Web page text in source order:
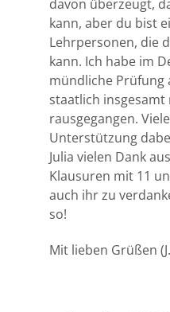
davon überzeugt,
kann, aber du bist
Lehrpersonen, die
kann. Ich habe im
mündliche Prüfung
staatlich insgesamt
rausgegangen.
Unterstützung
Julia vielen Dank
Klausuren mit 11
auch ihr zu
so!
Mit lieben Grüßen